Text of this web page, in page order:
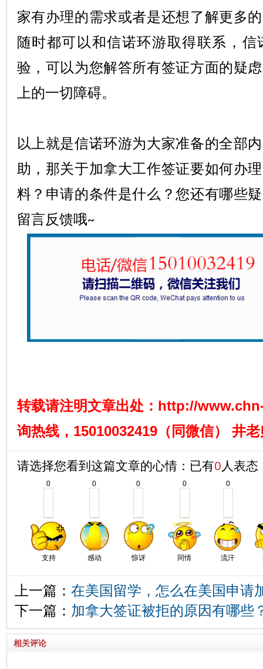
家有办理的需求或者是还想了解更多
随时都可以和信诺环游取得联系，信
验，可以为您解答所有签证方面的疑
上的一切障碍。
以上就是信诺环游为大家准备的全部
助，那关于加拿大工作签证要如何办
料？申请的条件是什么？您还有哪些
留言反馈哦~
转载请注明文章出处： http://
询热线，15010032419（同微信） 井老
请选择您看到这篇文章的心情：已有0 人表态
0
支持
0
感动
0
惊讶
0
同情
0
流汗
上一篇： 在美国留学，怎么在美国申请
下一篇： 加拿大签证被拒的原因有哪些
相关评论